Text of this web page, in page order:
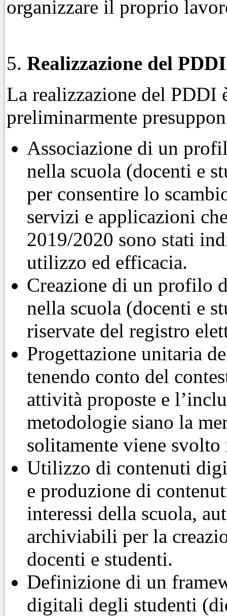
organizzare il proprio
Realizzazione del PDDI
La realizzazione del PDDI
preliminarmente
Associazione di un
nella scuola (docenti e
per consentire lo
servizi e applicazioni
2019/2020 sono stati
utilizzo ed efficacia.
Creazione di un profilo
nella scuola (docenti e
riservate del registro
Progettazione unitaria
tenendo conto del
attività proposte e
metodologie siano la
solitamente viene svolto
Utilizzo di contenuti
e produzione di
interessi della scuola,
archiviabili per la
docenti e studenti.
Definizione di un
digitali degli studenti